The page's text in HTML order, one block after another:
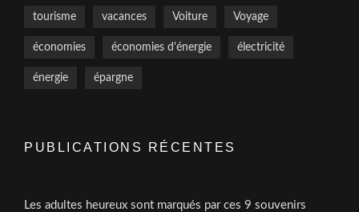
tourisme vacances Voiture Voyage
économies économies d'énergie électricité
énergie épargne
PUBLICATIONS RÉCENTES
Les adultes heureux sont marqués par ces 9 souvenirs